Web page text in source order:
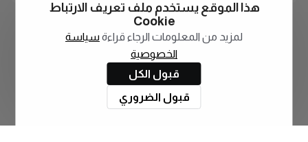
هذا الموقع يستخدم ملف تعريف الارتباط
Cookie
لمزيد من المعلومات الرجاء قراءة سياسة
الخصوصية
قبول الكل
قبول الضروري